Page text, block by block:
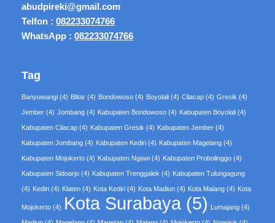
abudpireki@gmail.com
Telfon : 082233074766
WhatsApp : 082233074766
Tag
Banyuwangi (4) Blitar (4) Bondowoso (4) Boyolali (4) Cilacap (4) Gresik (4)
Jember (4) Jombang (4) Kabupaten Bondowoso (4) Kabupaten Boyolali (4)
Kabupaten Cilacap (4) Kabupaten Gresik (4) Kabupaten Jember (4)
Kabupaten Jombang (4) Kabupaten Kediri (4) Kabupaten Magelang (4)
Kabupaten Mojokerto (4) Kabupaten Ngawi (4) Kabupaten Probolinggo (4)
Kabupaten Sidoarjo (4) Kabupaten Trenggalek (4) Kabupaten Tulungagung
(4) Kediri (4) Klaten (4) Kota Kediri (4) Kota Madiun (4) Kota Malang (4) Kota
Mojokerto (4) Kota Surabaya (5) Lumajang (4)